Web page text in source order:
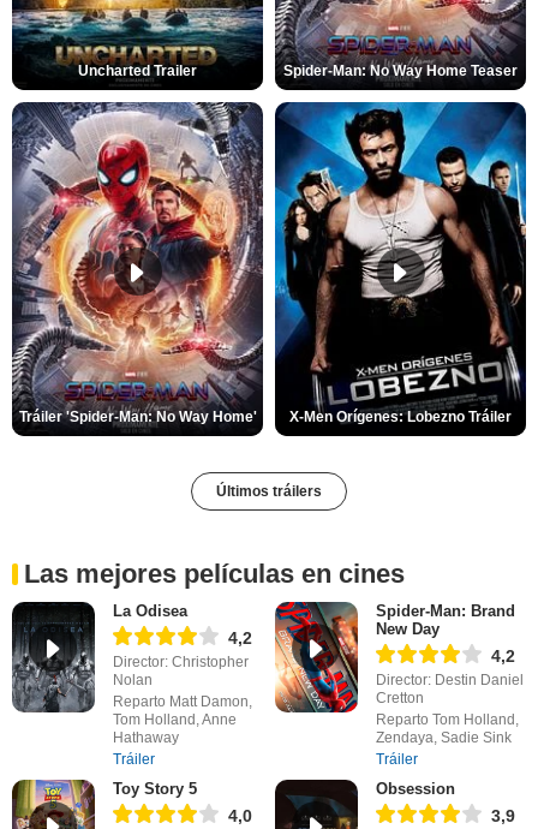
Uncharted Trailer Spider-Man: No Way Home Teaser
Tráiler 'Spider-Man: No Way Home' X-Men Orígenes: Lobezno Tráiler
Últimos tráilers
Las mejores películas en cines
La Odisea
4,2
Director: Christopher
Nolan
Reparto Matt Damon,
Tom Holland, Anne
Hathaway
Tráiler
Spider-Man: Brand
New Day
4,2
Director: Destin Daniel
Cretton
Reparto Tom Holland,
Zendaya, Sadie Sink
Tráiler
Toy Story 5
4,0
Obsession
3,9